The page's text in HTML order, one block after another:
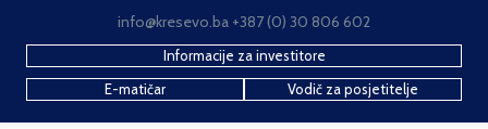
info@kresevo.ba +387 (0) 30 806 602
Informacije za investitore
E-matičar
Vodič za posjetitelje